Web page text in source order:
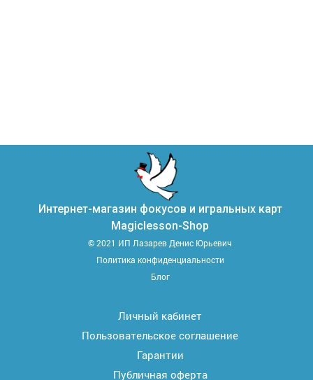
Интернет-магазин фокусов и игральных карт
Magiclesson-Shop
© 2021 ИП Лазарев Денис Юрьевич
Политика конфиденциальности
Блог
Личный кабинет
Пользовательское соглашение
Гарантии
Публичная оферта